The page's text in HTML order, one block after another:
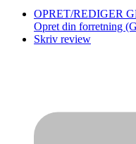
OPRET/REDIGER
Opret din forretning
Skriv review